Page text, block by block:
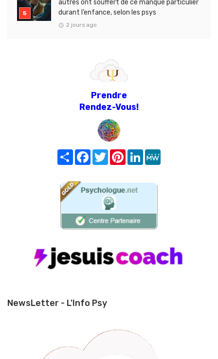
autres ont souffert de ce manque particulier
durant l’enfance, selon les psys
2 jours ago
Prendre
Rendez-Vous!
Share FacebookTwitterPinterest
LinkedIn
NewsLetter - L'Info Psy